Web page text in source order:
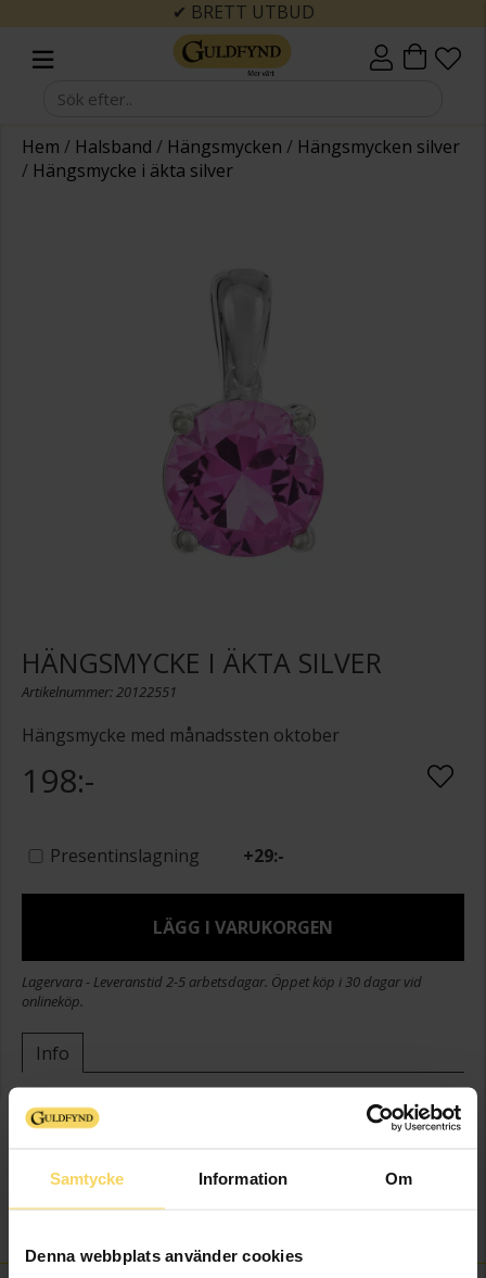
Samtycke Information Om
Denna webbplats använder cookies
✔ BRETT UTBUD
Hem / Halsband / Hängsmycken / Hängsmycken silver
/ Hängsmycke i äkta silver
HÄNGSMYCKE I ÄKTA SILVER
Artikelnummer: 20122551
Hängsmycke med månadssten oktober
198:-
Presentinslagning +29:-
LÄGG I VARUKORGEN
Lagervara - Leveranstid 2-5 arbetsdagar. Öppet köp i 30 dagar vid
onlineköp.
Info
Bredd ca (mm)
Höjd ca (mm)